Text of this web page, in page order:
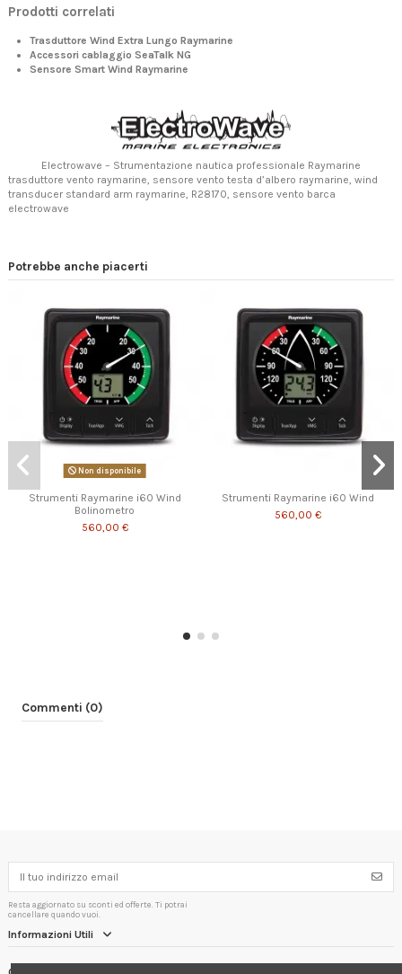
Prodotti correlati
Trasduttore Wind Extra Lungo Raymarine
Accessori cablaggio SeaTalk NG
Sensore Smart Wind Raymarine
Electrowave – Strumentazione nautica professionale Raymarine
trasduttore vento raymarine, sensore vento testa d’albero raymarine, wind
transducer standard arm raymarine, R28170, sensore vento barca
electrowave
Potrebbe anche piacerti
Non disponibile
Strumenti Raymarine i60 Wind
Bolinometro
560,00 €
Strumenti Raymarine i60 Wind
560,00 €
Commenti (0)
Resta aggiornato su sconti ed offerte. Ti potrai
cancellare quando vuoi.
Informazioni Utili